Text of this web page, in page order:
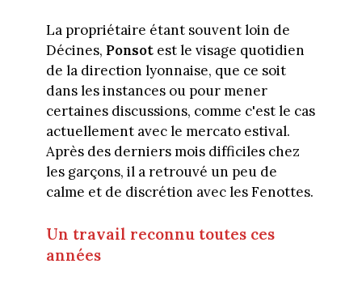
La propriétaire étant souvent loin de
Décines, Ponsot est le visage quotidien
de la direction lyonnaise, que ce soit
dans les instances ou pour mener
certaines discussions, comme c'est le cas
actuellement avec le mercato estival.
Après des derniers mois difficiles chez
les garçons, il a retrouvé un peu de
calme et de discrétion avec les Fenottes.
Un travail reconnu toutes ces
années